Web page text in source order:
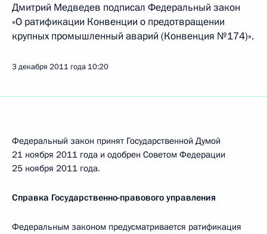
Дмитрий Медведев подписал Федеральный закон
«О ратификации Конвенции о предотвращении
крупных промышленный аварий (Конвенция №174)».
3 декабря 2011 года 10:20
Федеральный закон принят Государственной Думой
21 ноября 2011 года и одобрен Советом Федерации
25 ноября 2011 года.
Справка Государственно-правового управления
Федеральным законом предусматривается ратификация